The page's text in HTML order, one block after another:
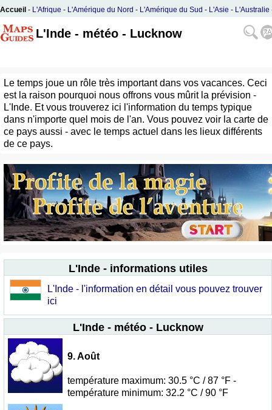
Accueil - L'Afrique - L'Amérique du Nord - L'Amérique du Sud - L'Asie - L'Australie
L'Inde - météo - Lucknow
Le temps joue un rôle très important dans vos vacances. Ceci
est la raison pourquoi nous offrons vous mûrit la prévision -
L'Inde. Et vous trouverez ici l'information du temps typique
dans n'importe quel mois de l'an. Vous pouvez voir la carte de
ce pays aussi - avec le temps actuel dans les lieux différents
de ce pays.
L'Inde - informations utiles
L'Inde - l'information en détail vous pouvez trouver
ici
L'Inde - météo - Lucknow
9. Août
température maximum: 30.5 °C / 87 °F -
température minimum: 32.2 °C / 90 °F